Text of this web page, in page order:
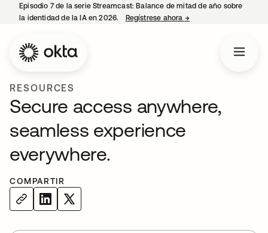
Episodio 7 de la serie Streamcast: Balance de mitad de año sobre
la identidad de la IA en 2026.
Regístrese ahora →se abre en una
RESOURCES
Secure access anywhere,
seamless experience
everywhere.
COMPARTIR